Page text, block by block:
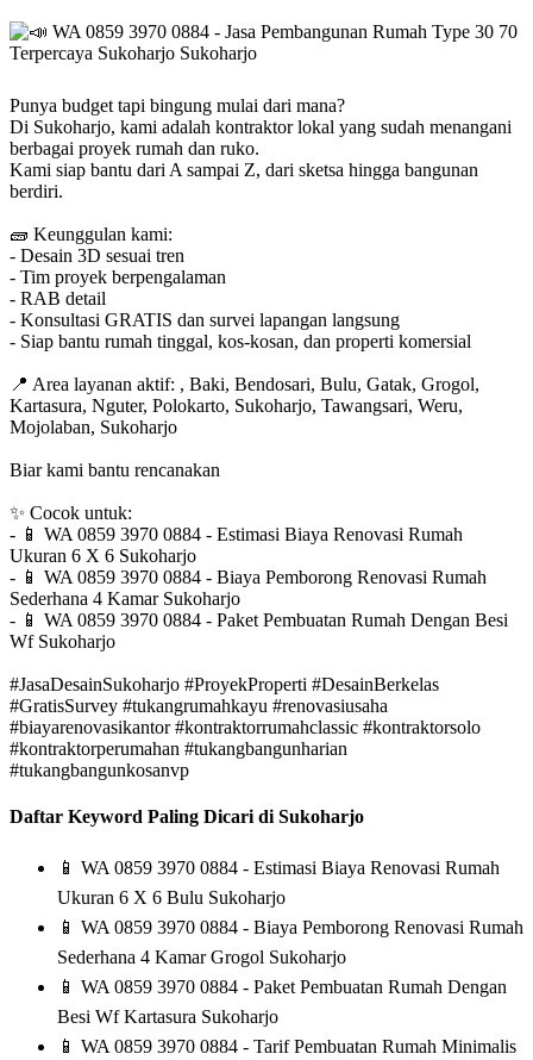
Punya budget tapi bingung mulai dari mana?
Di Sukoharjo, kami adalah kontraktor lokal yang sudah menangani
berbagai proyek rumah dan ruko.
Kami siap bantu dari A sampai Z, dari sketsa hingga bangunan
berdiri.
🧱 Keunggulan kami:
- Desain 3D sesuai tren
- Tim proyek berpengalaman
- RAB detail
- Konsultasi GRATIS dan survei lapangan langsung
- Siap bantu rumah tinggal, kos-kosan, dan properti komersial
📍 Area layanan aktif: , Baki, Bendosari, Bulu, Gatak, Grogol,
Kartasura, Nguter, Polokarto, Sukoharjo, Tawangsari, Weru,
Mojolaban, Sukoharjo
Biar kami bantu rencanakan
✨ Cocok untuk:
- 📱 WA 0859 3970 0884 - Estimasi Biaya Renovasi Rumah
Ukuran 6 X 6 Sukoharjo
- 📱 WA 0859 3970 0884 - Biaya Pemborong Renovasi Rumah
Sederhana 4 Kamar Sukoharjo
- 📱 WA 0859 3970 0884 - Paket Pembuatan Rumah Dengan Besi
Wf Sukoharjo
#JasaDesainSukoharjo #ProyekProperti #DesainBerkelas
#GratisSurvey #tukangrumahkayu #renovasiusaha
#biayarenovasikantor #kontraktorrumahclassic #kontraktorsolo
#kontraktorperumahan #tukangbangunharian
#tukangbangunkosanvp
Daftar Keyword Paling Dicari di Sukoharjo
📱 WA 0859 3970 0884 - Estimasi Biaya Renovasi Rumah
Ukuran 6 X 6 Bulu Sukoharjo
📱 WA 0859 3970 0884 - Biaya Pemborong Renovasi Rumah
Sederhana 4 Kamar Grogol Sukoharjo
📱 WA 0859 3970 0884 - Paket Pembuatan Rumah Dengan
Besi Wf Kartasura Sukoharjo
📱 WA 0859 3970 0884 - Tarif Pembuatan Rumah Minimalis